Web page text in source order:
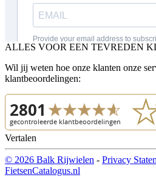
ALLES VOOR EEN TEVREDEN
Wil jij weten hoe onze klanten onze
klantbeoordelingen:
Vertalen
© 2026 Balk Rijwielen - Privacy
FietsenCatalogus.nl